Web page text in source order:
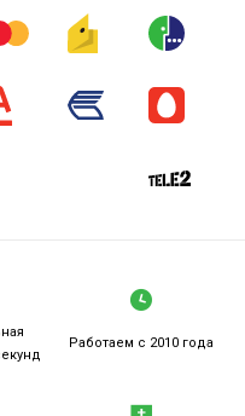
Работаем с 2010 года